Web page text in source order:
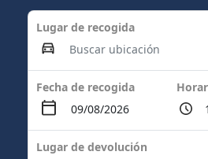
Lugar de recogida
Fecha de recogida
Lugar de devolución